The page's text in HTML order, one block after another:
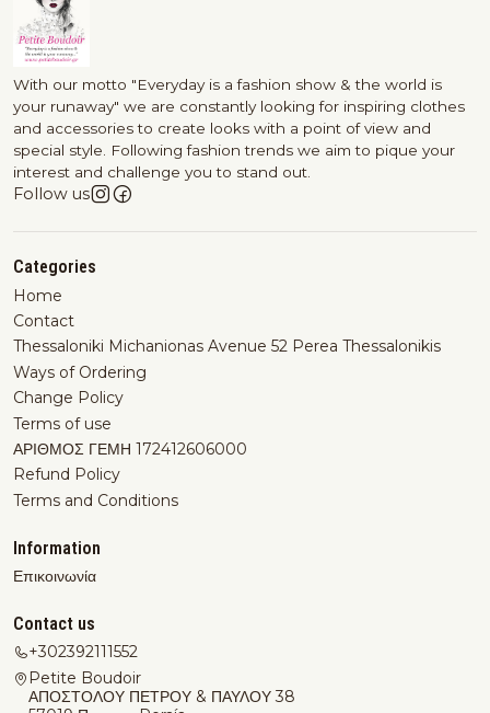
With our motto "Everyday is a fashion show & the world is
your runaway" we are constantly looking for inspiring clothes
and accessories to create looks with a point of view and
special style. Following fashion trends we aim to pique your
interest and challenge you to stand out.
Follow us
Categories
Home
Contact
Thessaloniki Michanionas Avenue 52 Perea Thessalonikis
Ways of Ordering
Change Policy
Terms of use
ΑΡΙΘΜΟΣ ΓΕΜΗ 172412606000
Refund Policy
Terms and Conditions
Information
Επικοινωνία
Contact us
+302392111552
Petite Boudoir
ΑΠΟΣΤΟΛΟΥ ΠΕΤΡΟΥ & ΠΑΥΛΟΥ 38